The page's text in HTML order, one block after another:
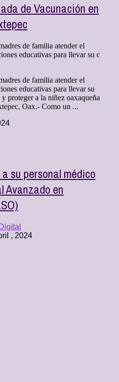
de Vacunación en
de familia atender el
educativas para llevar su c
de familia atender el
educativas para llevar su
proteger a la niñez oaxaqueña
Oax.- Como un ...
su personal médico
Avanzado en
, 2024